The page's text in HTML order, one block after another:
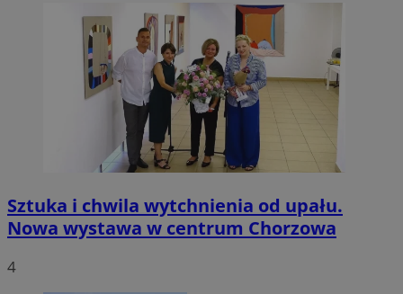
Sztuka i chwila wytchnienia od upału.
Nowa wystawa w centrum Chorzowa
4